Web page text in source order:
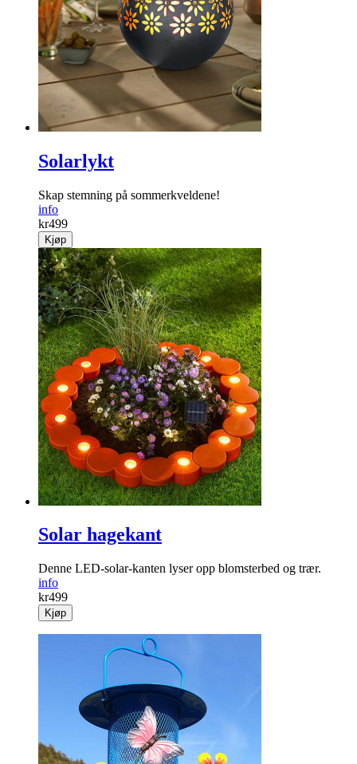
Solarlykt
Skap stemning på sommerkveldene!
info
kr499
Kjøp
Solar hagekant
Denne LED-solar-kanten lyser opp blomster­bed og trær.
info
kr499
Kjøp